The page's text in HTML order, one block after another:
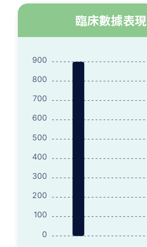
臨床數據表現
900
800
700
600
500
400
300
200
100
0